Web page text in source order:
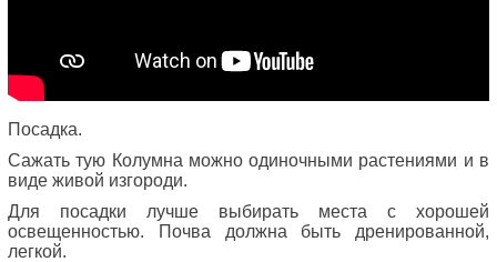
Посадка.
Сажать тую Колумна можно одиночными растениями и в
виде живой изгороди.
Для посадки лучше выбирать места с хорошей
освещенностью. Почва должна быть дренированной,
легкой.